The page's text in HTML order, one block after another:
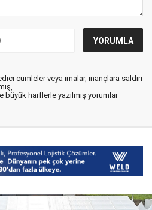
cümleler veya imalar, inançlara saldırı
büyük harflerle yazılmış yorumlar